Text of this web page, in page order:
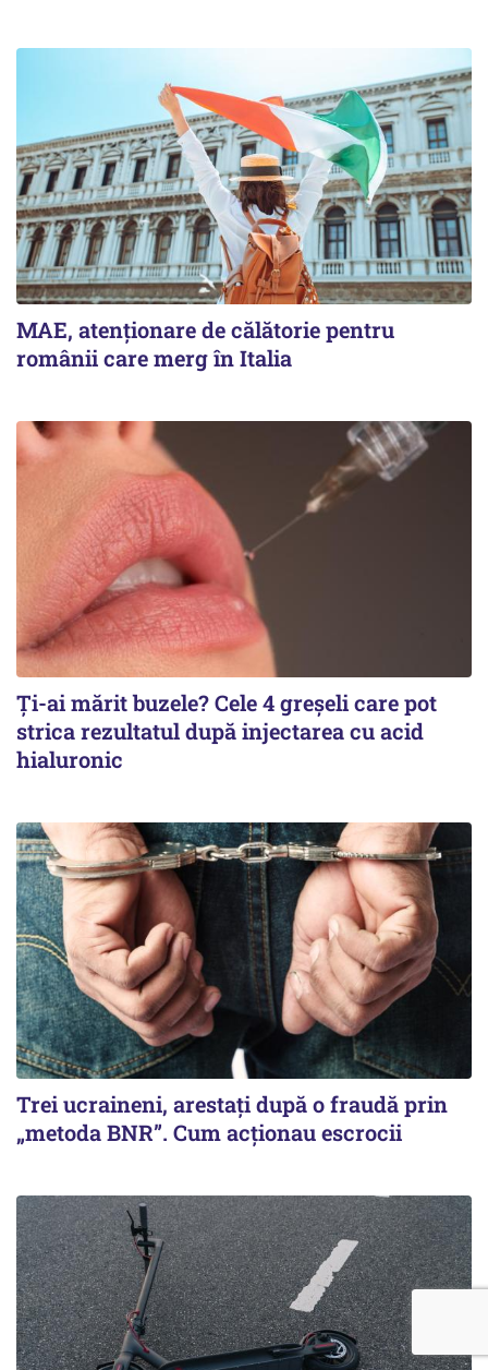
MAE, atenționare de călătorie pentru
românii care merg în Italia
Ți-ai mărit buzele? Cele 4 greșeli care pot
strica rezultatul după injectarea cu acid
hialuronic
Trei ucraineni, arestați după o fraudă prin
„metoda BNR”. Cum acționau escrocii